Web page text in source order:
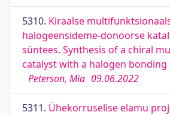
5310. Kiraalse
halogeensideme-donoorse
süntees. Synthesis of a chiral
catalyst with a halogen
Peterson, Mia 09.06.2022
5311. Ühekorruselise elamu